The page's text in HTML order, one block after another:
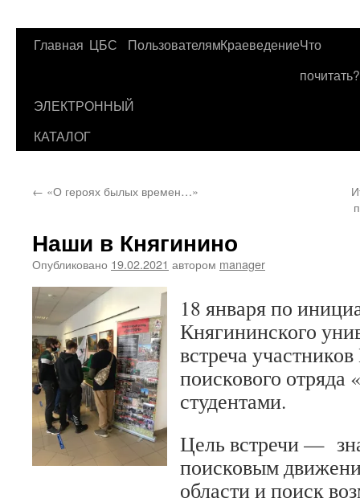
Перейти
содержимому
Главная ЦБС ПользователямКраеведениеЧто
почитать?
ЭЛЕКТРОННЫЙ
КАТАЛОГ
← «О героях былых времен…»
Наши в Княгинино
Опубликовано 19.02.2021 автором manager
18 января по
Княгининского
встреча
поискового отряда
студентами.
Цель встречи —
поисковым
области и поиск